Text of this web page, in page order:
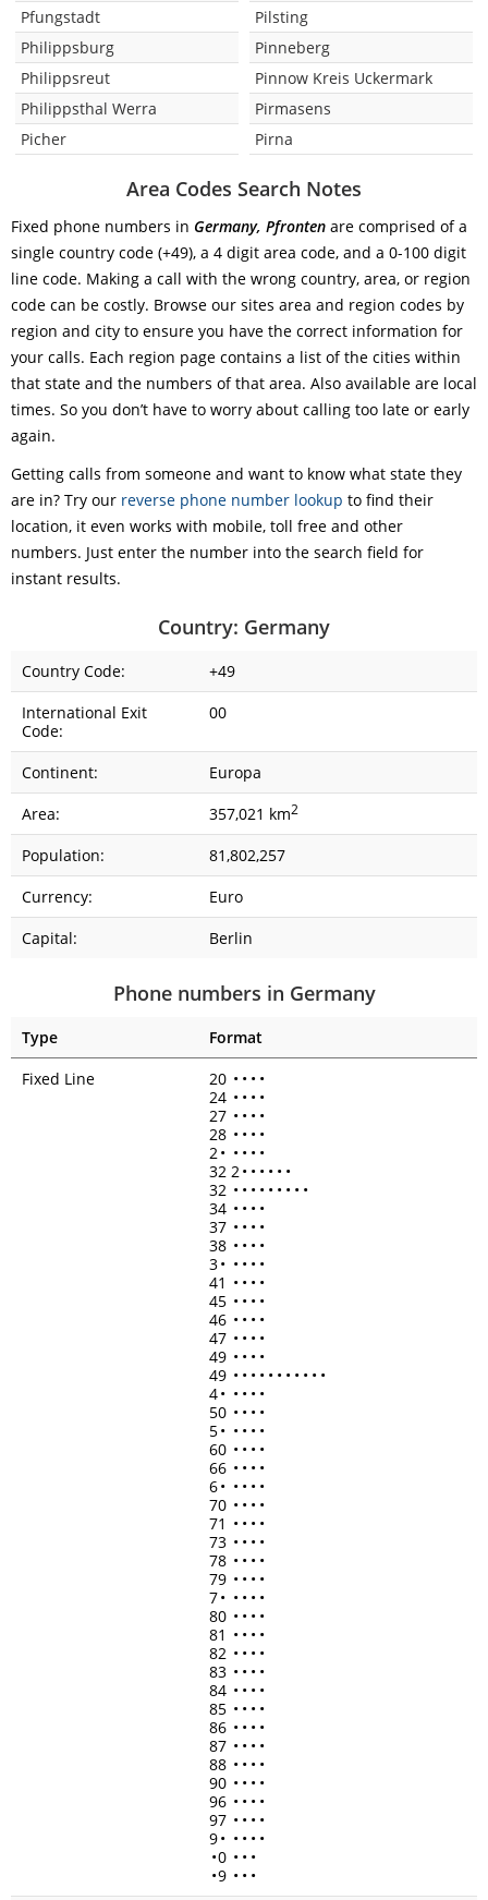
Pfungstadt
Philippsburg
Philippsreut
Philippsthal Werra
Picher
Pilsting
Pinneberg
Pinnow Kreis Uckermark
Pirmasens
Pirna
Area Codes Search Notes
Fixed phone numbers in Germany, Pfronten are comprised of a
single country code (+49), a 4 digit area code, and a 0-100 digit
line code. Making a call with the wrong country, area, or region
code can be costly. Browse our sites area and region codes by
region and city to ensure you have the correct information for
your calls. Each region page contains a list of the cities within
that state and the numbers of that area. Also available are local
times. So you don’t have to worry about calling too late or early
again.
Getting calls from someone and want to know what state they
are in? Try our reverse phone number lookup to find their
location, it even works with mobile, toll free and other
numbers. Just enter the number into the search field for
instant results.
Country: Germany
Country Code:
+49
International Exit
Code:
00
Continent:
Europa
Area:
357,021 km2
Population:
81,802,257
Currency:
Euro
Capital:
Berlin
Phone numbers in Germany
Type
Format
Fixed Line
20 • • • •
24 • • • •
27 • • • •
28 • • • •
2• • • • •
32 2• • • • • •
32 • • • • • • • • •
34 • • • •
37 • • • •
38 • • • •
3• • • • •
41 • • • •
45 • • • •
46 • • • •
47 • • • •
49 • • • •
49 • • • • • • • • • • •
4• • • • •
50 • • • •
5• • • • •
60 • • • •
66 • • • •
6• • • • •
70 • • • •
71 • • • •
73 • • • •
78 • • • •
79 • • • •
7• • • • •
80 • • • •
81 • • • •
82 • • • •
83 • • • •
84 • • • •
85 • • • •
86 • • • •
87 • • • •
88 • • • •
90 • • • •
96 • • • •
97 • • • •
9• • • • •
•0 • • •
•9 • • •